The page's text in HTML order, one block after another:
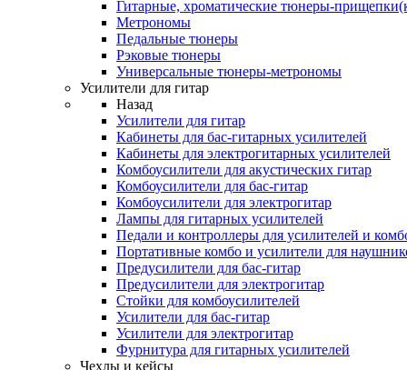
Гитарные, хроматические тюнеры-
Метрономы
Педальные тюнеры
Рэковые тюнеры
Универсальные тюнеры-метрономы
Усилители для гитар
Назад
Усилители для гитар
Кабинеты для бас-гитарных усилителей
Кабинеты для электрогитарных усилителей
Комбоусилители для акустических гитар
Комбоусилители для бас-гитар
Комбоусилители для электрогитар
Лампы для гитарных усилителей
Педали и контроллеры для усилителей и
Портативные комбо и усилители для
Предусилители для бас-гитар
Предусилители для электрогитар
Стойки для комбоусилителей
Усилители для бас-гитар
Усилители для электрогитар
Фурнитура для гитарных усилителей
Чехлы и кейсы